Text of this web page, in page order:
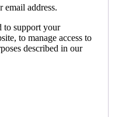
email address.
to support your
to manage access to
described in our